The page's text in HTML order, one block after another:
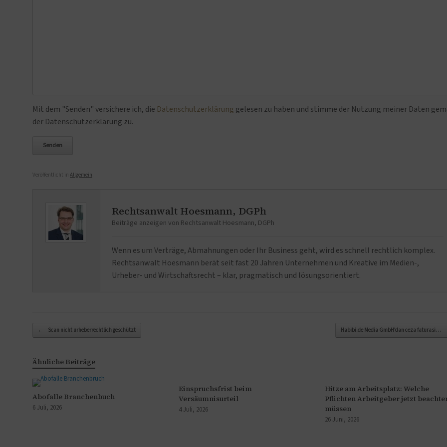
Bitte lasse dieses Feld leer.
Mit dem "Senden" versichere ich, die Datenschutzerklärung gelesen zu haben und stimme der Nutzung meiner Daten
der Datenschutzerklärung zu.
Veröffentlicht in Allgemein
Rechtsanwalt Hoesmann, DGPh
Beiträge anzeigen von Rechtsanwalt Hoesmann, DGPh
Wenn es um Verträge, Abmahnungen oder Ihr Business geht, wird es schnell rechtlich komplex.
Rechtsanwalt Hoesmann berät seit fast 20 Jahren Unternehmen und Kreative im Medien-,
Urheber- und Wirtschaftsrecht – klar, pragmatisch und lösungsorientiert.
Beitragsnavigation
← Scan nicht urheberrechtlich geschützt Habibi.de Media GmbH’dan ceza faturasi…
Ähnliche Beiträge
Abofalle Branchenbuch
6 Juli, 2026
Einspruchsfrist beim
Versäumnisurteil
4 Juli, 2026
Hitze am Arbeitsplatz: Welche
Pflichten Arbeitgeber jetzt
müssen
26 Juni, 2026